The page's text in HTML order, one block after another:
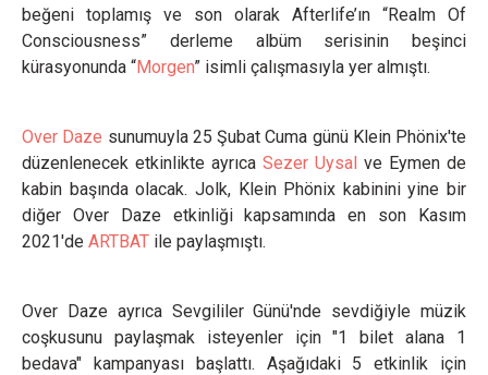
beğeni toplamış ve son olarak Afterlife’ın “Realm Of
Consciousness” derleme albüm serisinin beşinci
kürasyonunda “Morgen” isimli çalışmasıyla yer almıştı.
Over Daze sunumuyla 25 Şubat Cuma günü Klein Phönix'te
düzenlenecek etkinlikte ayrıca Sezer Uysal ve Eymen de
kabin başında olacak. Jolk, Klein Phönix kabinini yine bir
diğer Over Daze etkinliği kapsamında en son Kasım
2021'de ARTBAT ile paylaşmıştı.
Over Daze ayrıca Sevgililer Günü'nde sevdiğiyle müzik
coşkusunu paylaşmak isteyenler için "1 bilet alana 1
bedava" kampanyası başlattı. Aşağıdaki 5 etkinlik için